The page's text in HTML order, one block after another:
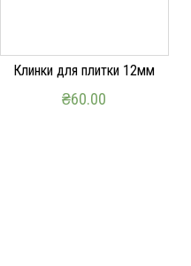
Клинки для плитки 12мм
₴60.00